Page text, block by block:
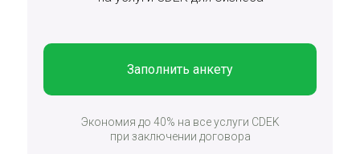
Заполнить анкету
Экономия до 40% на все услуги CDEK
при заключении договора